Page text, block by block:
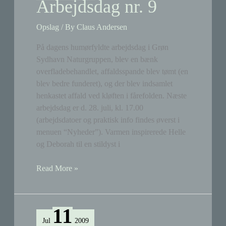
Arbejdsdag nr. 9
Opslag / ByClaus Andersen
På dagens humørfyldte arbejdsdag i Grøn
Sydhavn Naturgruppen, blev en bænk
overfladebehandlet, affaldsspande blev tømt (en
blev bedre funderet), og der blev indsamlet
henkastet affald ved kløften i fårefolden. Næste
arbejdsdag er d. 28. juli, kl. 17.00
(arbejdsdatoer og praktisk info findes øverst i
menuen “Nyheder”). Varmen inspirerede Helle
og Deborah til en stildyst i
Arbejdsdag
9
Read More »
Jul 11 2009